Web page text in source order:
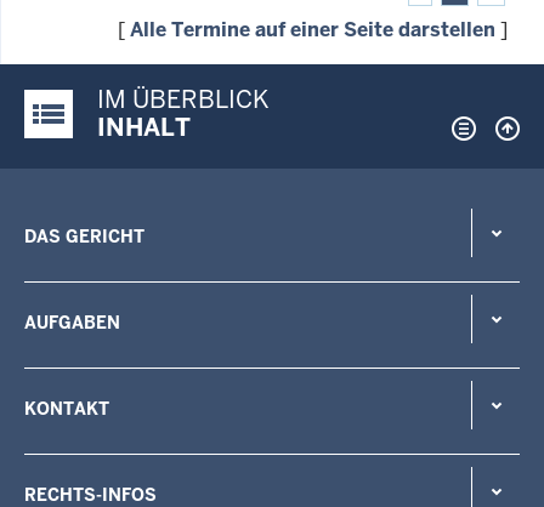
[Alle Termine auf einer Seite darstellen ]
Justiz-Portal im Überblick:
IM ÜBERBLICK
INHALT
DAS GERICHT
AUFGABEN
KONTAKT
RECHTS-INFOS